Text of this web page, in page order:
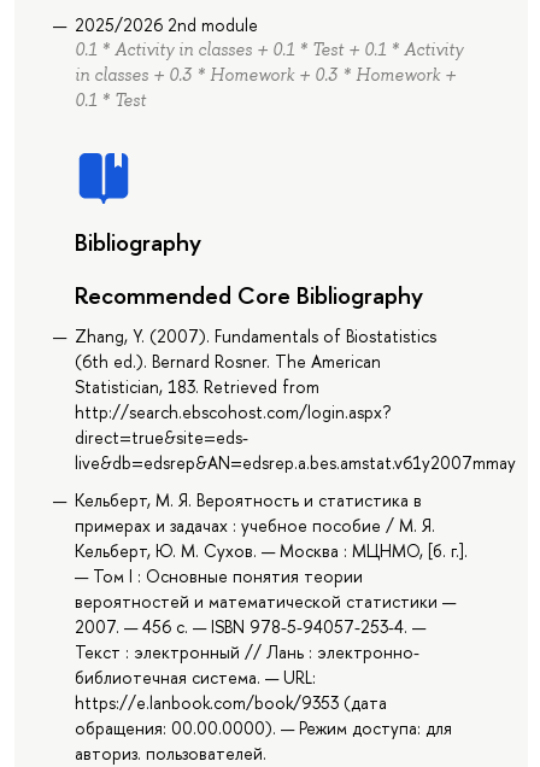
2025/2026 2nd module
0.1 * Activity in classes + 0.1 * Test + 0.1 * Activity
in classes + 0.3 * Homework + 0.3 * Homework +
0.1 * Test
Bibliography
Recommended Core Bibliography
Zhang, Y. (2007). Fundamentals of Biostatistics
(6th ed.). Bernard Rosner. The American
Statistician, 183. Retrieved from
http://search.ebscohost.com/login.aspx?
direct=true&site=eds-
Кельберт, М. Я. Вероятность и статистика в
примерах и задачах : учебное пособие / М. Я.
Кельберт, Ю. М. Сухов. — Москва : МЦНМО, [б. г.].
— Том I : Основные понятия теории
вероятностей и математической статистики —
2007. — 456 с. — ISBN 978-5-94057-253-4. —
Текст : электронный // Лань : электронно-
библиотечная система. — URL:
https://e.lanbook.com/book/9353 (дата
обращения: 00.00.0000). — Режим доступа: для
авториз. пользователей.